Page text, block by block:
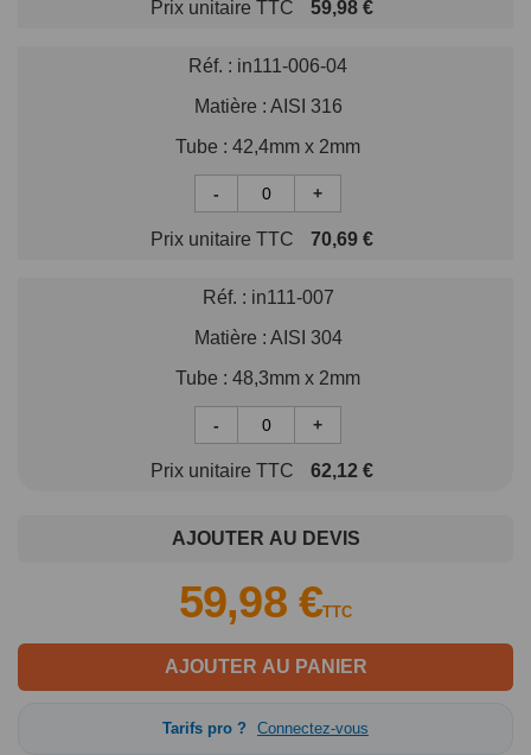
Prix unitaire TTC 59,98 €
Réf. : in111-006-04
Matière : AISI 316
Tube : 42,4mm x 2mm
- +
Prix unitaire TTC 70,69 €
Réf. : in111-007
Matière : AISI 304
Tube : 48,3mm x 2mm
- +
Prix unitaire TTC 62,12 €
AJOUTER AU PANIER
59,98 €TTC
AJOUTER AU DEVIS
Tarifs pro ? Connectez-vous